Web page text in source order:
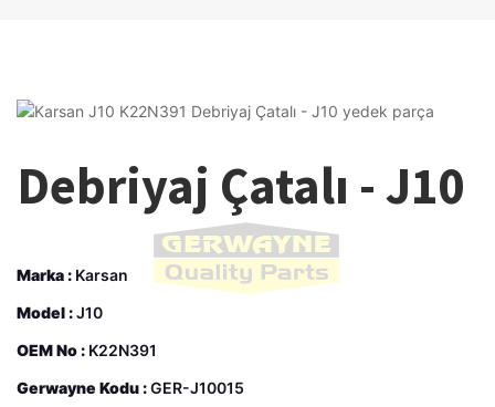
Debriyaj Çatalı - J10
Marka : Karsan
Model :J10
OEM No : K22N391
Gerwayne Kodu :GER-J10015